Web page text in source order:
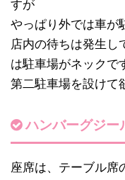
すが
やっぱり外では車が
店内の待ちは発生し
は駐車場がネックで
第二駐車場を設けて
ハンバーグジー
座席は、テーブル席